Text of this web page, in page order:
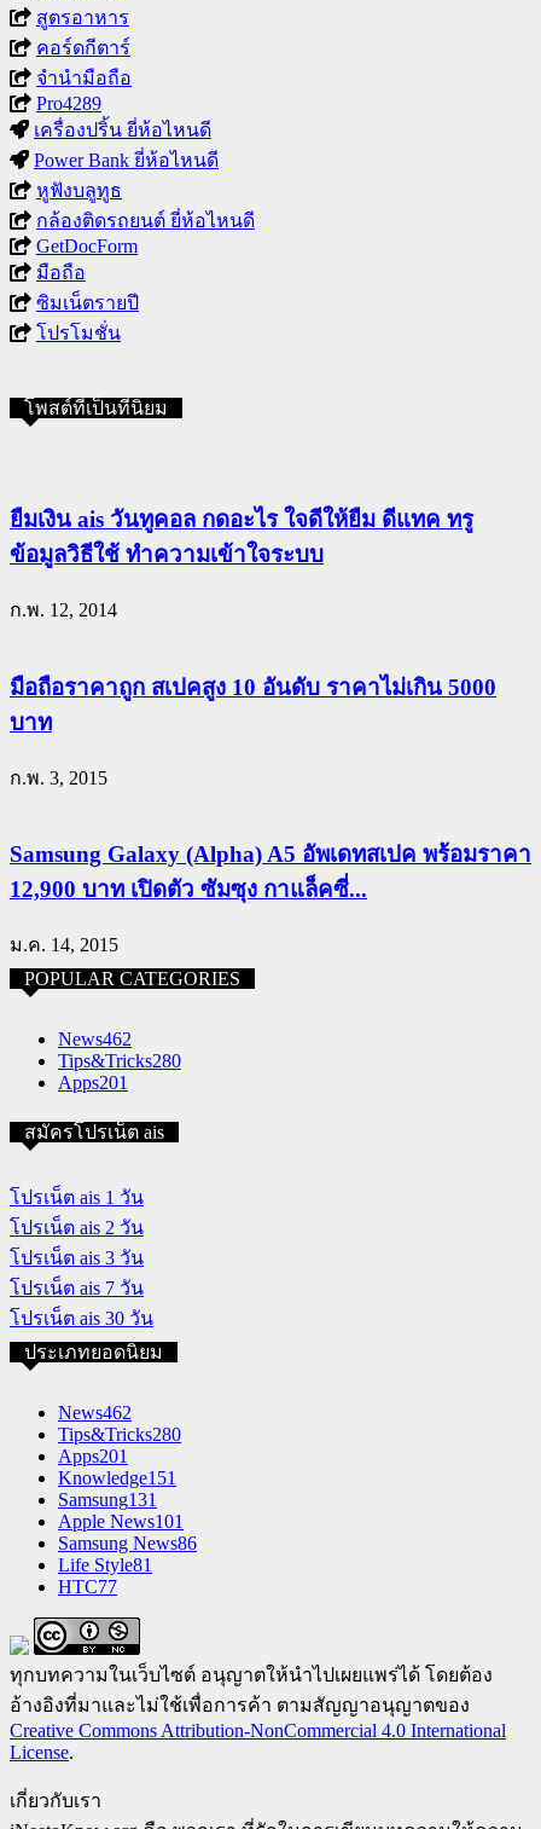
สูตรอาหาร
คอร์ดกีตาร์
จำนำมือถือ
Pro4289
เครื่องปริ้น ยี่ห้อไหนดี
Power Bank ยี่ห้อไหนดี
หูฟังบลูทูธ
กล้องติดรถยนต์ ยี่ห้อไหนดี
GetDocForm
มือถือ
ซิมเน็ตรายปี
โปรโมชั่น
โพสต์ที่เป็นที่นิยม
ยืมเงิน ais วันทูคอล กดอะไร ใจดีให้ยืม ดีแทค ทรู
ข้อมูลวิธีใช้ ทำความเข้าใจระบบ
ก.พ. 12, 2014
มือถือราคาถูก สเปคสูง 10 อันดับ ราคาไม่เกิน 5000
บาท
ก.พ. 3, 2015
Samsung Galaxy (Alpha) A5 อัพเดทสเปค พร้อมราคา
12,900 บาท เปิดตัว ซัมซุง กาแล็คซี่...
ม.ค. 14, 2015
POPULAR CATEGORIES
News462
Tips&Tricks280
Apps201
สมัครโปรเน็ต ais
โปรเน็ต ais 1 วัน
โปรเน็ต ais 2 วัน
โปรเน็ต ais 3 วัน
โปรเน็ต ais 7 วัน
โปรเน็ต ais 30 วัน
ประเภทยอดนิยม
News462
Tips&Tricks280
Apps201
Knowledge151
Samsung131
Apple News101
Samsung News86
Life Style81
HTC77
ทุกบทความในเว็บไซต์ อนุญาตให้นำไปเผยแพร่ได้ โดยต้อง
อ้างอิงที่มาและไม่ใช้เพื่อการค้า ตามสัญญาอนุญาตของ
Creative Commons Attribution-NonCommercial 4.0 International
License.
เกี่ยวกับเรา